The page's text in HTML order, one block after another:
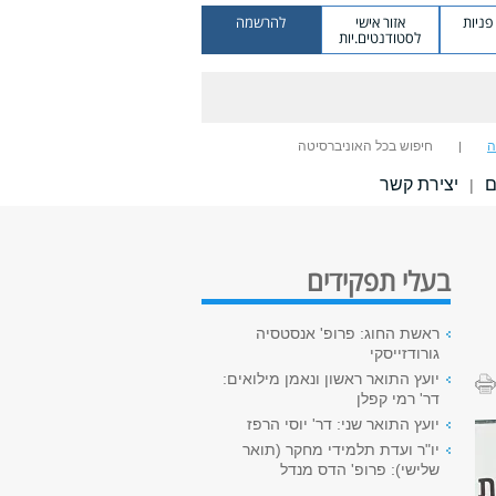
אזור אישי
לסטודנטים.יות
להרשמה
חיפוש בכל האוניברסיטה
| יצירת קשר
בעלי תפקידים
ראשת החוג: פרופ' אנסטסיה
גורודזייסקי
יועץ התואר ראשון ונאמן מילואים:
דר' רמי קפלן
יועץ התואר שני: דר' יוסי הרפז
יו"ר ועדת תלמידי מחקר (תואר
שלישי): פרופ' הדס מנדל